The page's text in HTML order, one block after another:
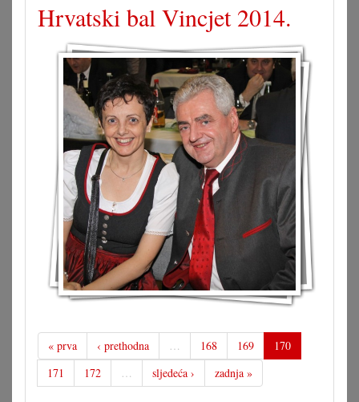
Hrvatski bal Vincjet 2014.
« prva ‹ prethodna … 168 169
170
171
172 … sljedeća › zadnja »